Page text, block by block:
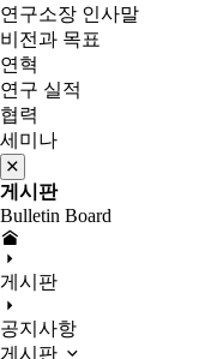
연구소장 인사말
비전과 목표
연혁
연구 실적
협력
세미나
게시판
Bulletin Board
게시판
공지사항
게시판